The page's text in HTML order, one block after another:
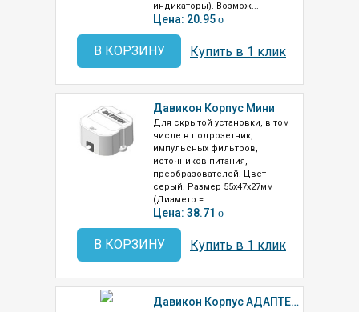
индикаторы). Возмож...
Цена: 20.95 o
В КОРЗИНУ Купить в 1 клик
Давикон Корпус Мини
Для скрытой установки, в том
числе в подрозетник,
импульсных фильтров,
источников питания,
преобразователей. Цвет
серый. Размер 55х47х27мм
(Диаметр = ...
Цена: 38.71 o
В КОРЗИНУ Купить в 1 клик
Давикон Корпус АДАПТЕР-2